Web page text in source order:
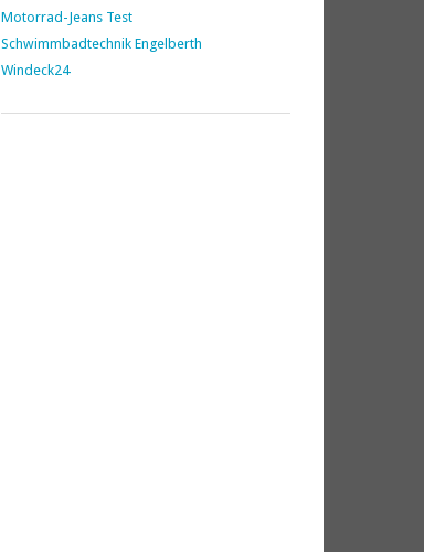
Motorrad-Jeans Test
Schwimmbadtechnik Engelberth
Windeck24